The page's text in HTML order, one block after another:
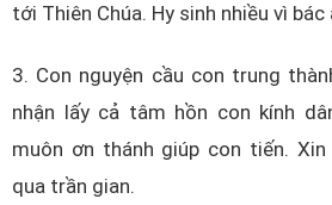
tới Thiên Chúa. Hy sinh nhiều vì bác
3. Con nguyện cầu con trung
nhận lấy cả tâm hồn con kính
muôn ơn thánh giúp con tiến.
qua trần gian.